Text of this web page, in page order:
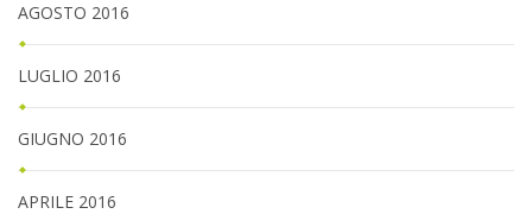
AGOSTO 2016
LUGLIO 2016
GIUGNO 2016
APRILE 2016